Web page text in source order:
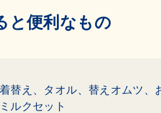
と便利なもの
着替え、タオル、替えオムツ、
ミルクセット